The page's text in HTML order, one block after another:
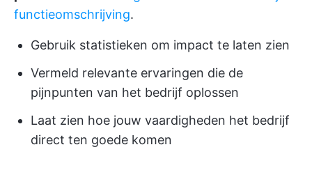
functieomschrijving.
Gebruik statistieken om impact te laten zien
Vermeld relevante ervaringen die de
pijnpunten van het bedrijf oplossen
Laat zien hoe jouw vaardigheden het bedrijf
direct ten goede komen